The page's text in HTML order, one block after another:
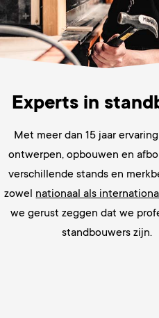
Experts in
Met meer dan 15 jaar
ontwerpen, opbouwen en
verschillende stands en
zowel nationaal als
we gerust zeggen dat we
standbouwers zijn.